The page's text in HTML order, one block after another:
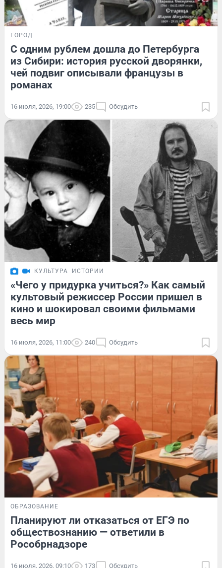
ГОРОД
С одним рублем дошла до Петербурга
из Сибири: история русской дворянки,
чей подвиг описывали французы в
романах
16 июля, 2026, 19:00 235 Обсудить
КУЛЬТУРА ИСТОРИИ
«Чего у придурка учиться?» Как самый
культовый режиссер России пришел в
кино и шокировал своими фильмами
весь мир
16 июля, 2026, 11:00 240 Обсудить
ОБРАЗОВАНИЕ
Планируют ли отказаться от ЕГЭ по
обществознанию — ответили в
Рособрнадзоре
16 июля, 2026, 09:10 173 Обсудить